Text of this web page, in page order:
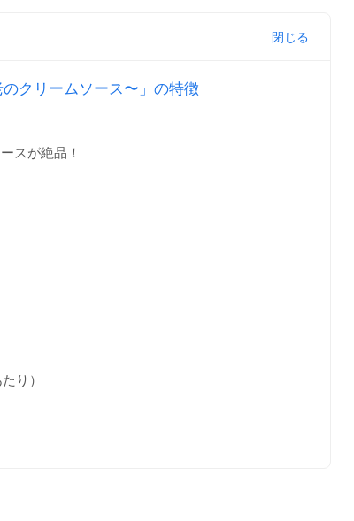
クリームソース〜」の特徴
スが絶品！
り）